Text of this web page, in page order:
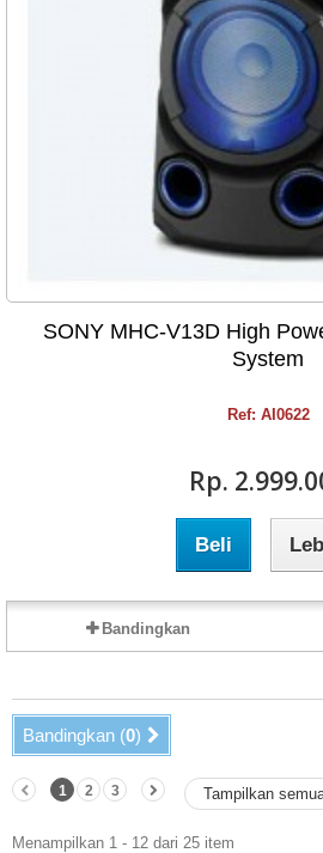
SONY MHC-V13D High
System
Ref: AI0622
Rp‎.
Beli
Bandingkan
Bandingkan (0)
Tampilkan
1 2 3
Menampilkan 1 - 12 dari 25 item